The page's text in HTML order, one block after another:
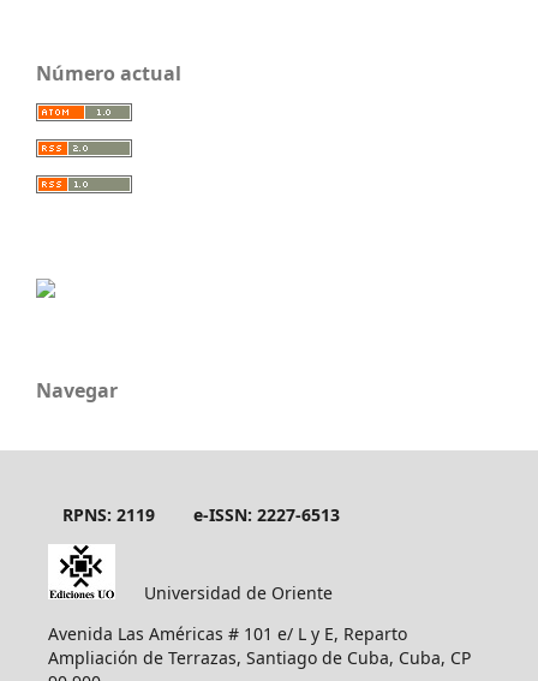
Número actual
Navegar
RPNS: 2119 e-ISSN: 2227-6513
Universidad de Oriente
Avenida Las Américas # 101 e/ L y E, Reparto
Ampliación de Terrazas, Santiago de Cuba, Cuba, CP